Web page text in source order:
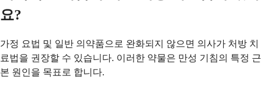
요?
가정 요법 및 일반 의약품으로 완화되지 않으면 의사가 처방 치
료법을 권장할 수 있습니다. 이러한 약물은 만성 기침의 특정 근
본 원인을 목표로 합니다.